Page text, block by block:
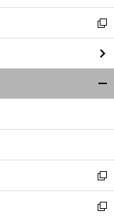
開
く
新
し
い
ウ
ィ
ン
ウ
開
く
新
し
い
新